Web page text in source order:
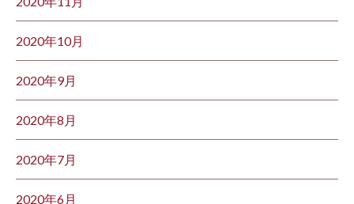
2020年10月
2020年9月
2020年8月
2020年7月
2020年6月